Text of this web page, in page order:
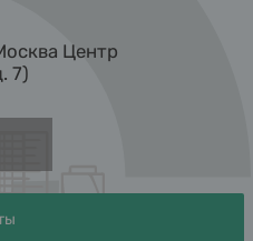
Центр
7)